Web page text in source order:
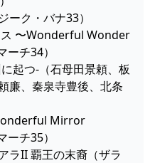
ーク・バナ33）
ス 〜Wonderful Wonder
チ34）
起つ-（石母田景頼、板
廉、秦泉寺豊後、北条
Mirror
チ35）
ラII 覇王の末裔（ザラ